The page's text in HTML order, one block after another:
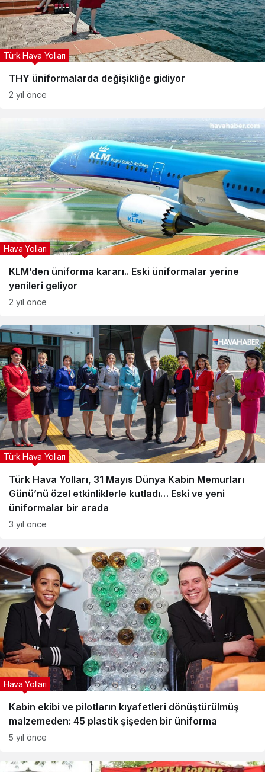
THY üniformalarda değişikliğe gidiyor
Türk Hava Yolları
2 yıl önce
KLM’den üniforma kararı.. Eski üniformalar yerine
yenileri geliyor
Hava Yolları
2 yıl önce
Türk Hava Yolları, 31 Mayıs Dünya Kabin Memurları
Günü’nü özel etkinliklerle kutladı… Eski ve yeni
üniformalar bir arada
Türk Hava Yolları
3 yıl önce
Kabin ekibi ve pilotların kıyafetleri dönüştürülmüş
malzemeden: 45 plastik şişeden bir üniforma
Hava Yolları
5 yıl önce